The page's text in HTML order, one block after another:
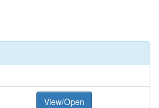
View/Open